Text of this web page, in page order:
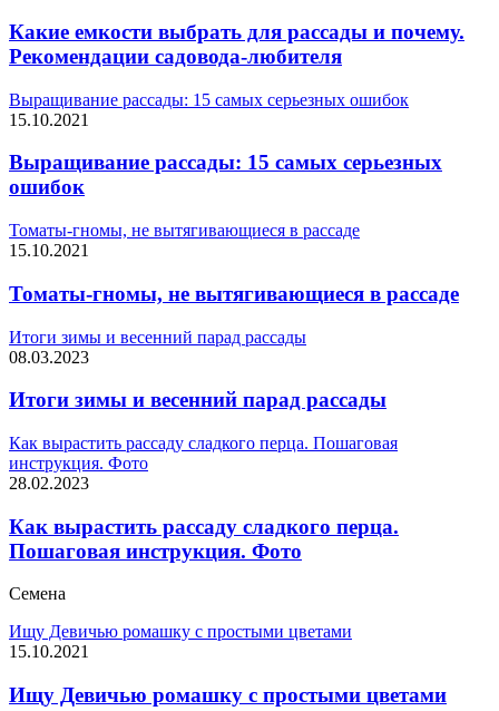
Какие емкости выбрать для рассады и почему.
Рекомендации садовода-любителя
Выращивание рассады: 15 самых серьезных ошибок
15.10.2021
Выращивание рассады: 15 самых серьезных
ошибок
Томаты-гномы, не вытягивающиеся в рассаде
15.10.2021
Томаты-гномы, не вытягивающиеся в рассаде
Итоги зимы и весенний парад рассады
08.03.2023
Итоги зимы и весенний парад рассады
Как вырастить рассаду сладкого перца. Пошаговая
инструкция. Фото
28.02.2023
Как вырастить рассаду сладкого перца.
Пошаговая инструкция. Фото
Семена
Ищу Девичью ромашку с простыми цветами
15.10.2021
Ищу Девичью ромашку с простыми цветами